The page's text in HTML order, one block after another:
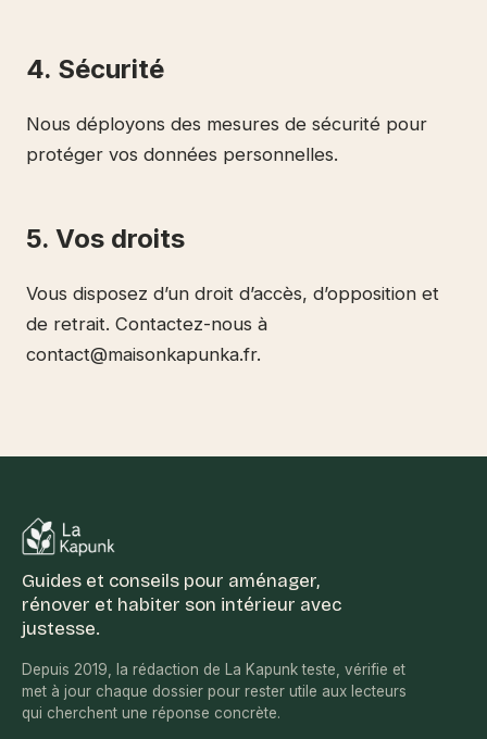
4. Sécurité
Nous déployons des mesures de sécurité pour
protéger vos données personnelles.
5. Vos droits
Vous disposez d’un droit d’accès, d’opposition et
de retrait. Contactez-nous à
contact@maisonkapunka.fr.
Guides et conseils pour aménager,
rénover et habiter son intérieur avec
justesse.
Depuis 2019, la rédaction de La Kapunk teste, vérifie et
met à jour chaque dossier pour rester utile aux lecteurs
qui cherchent une réponse concrète.